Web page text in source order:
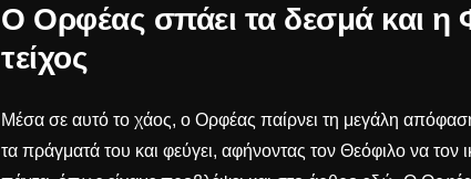
Ο Ορφέας σπάει τα δεσμά και η
τείχος
Μέσα σε αυτό το χάος, ο Ορφέας παίρνει τη μεγάλη
τα πράγματά του και φεύγει, αφήνοντας τον Θεόφιλο να τον